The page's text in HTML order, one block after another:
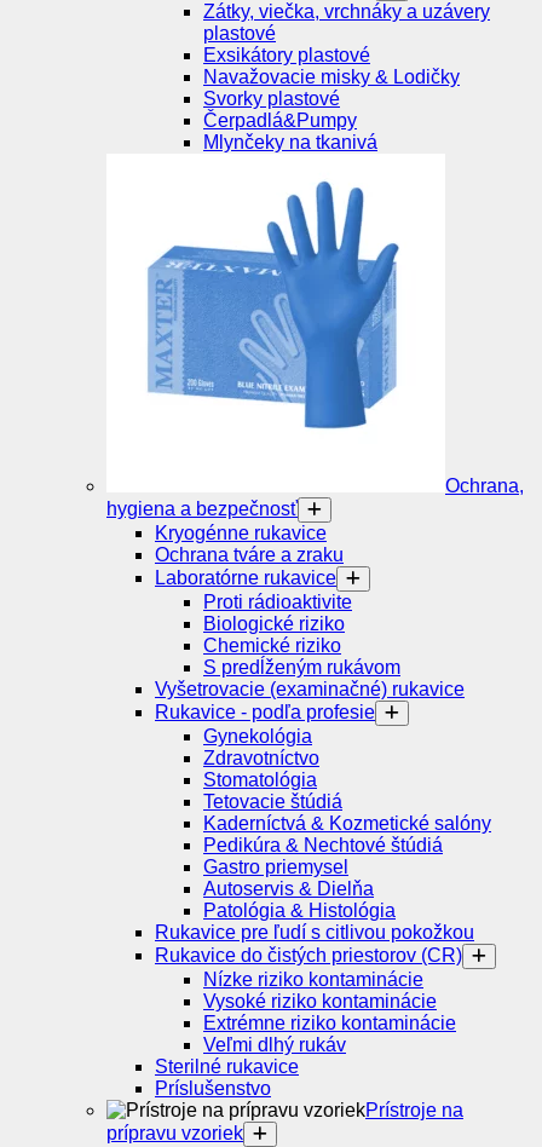
Zátky, viečka, vrchnáky a uzávery
plastové
Exsikátory plastové
Navažovacie misky & Lodičky
Svorky plastové
Čerpadlá&Pumpy
Mlynčeky na tkanivá
Ochrana,
hygiena a bezpečnosť
Kryogénne rukavice
Ochrana tváre a zraku
Laboratórne rukavice
Proti rádioaktivite
Biologické riziko
Chemické riziko
S predĺženým rukávom
Vyšetrovacie (examinačné) rukavice
Rukavice - podľa profesie
Gynekológia
Zdravotníctvo
Stomatológia
Tetovacie štúdiá
Kaderníctvá & Kozmetické salóny
Pedikúra & Nechtové štúdiá
Gastro priemysel
Autoservis & Dielňa
Patológia & Histológia
Rukavice pre ľudí s citlivou pokožkou
Rukavice do čistých priestorov (CR)
Nízke riziko kontaminácie
Vysoké riziko kontaminácie
Extrémne riziko kontaminácie
Veľmi dlhý rukáv
Sterilné rukavice
Príslušenstvo
Prístroje na
prípravu vzoriek